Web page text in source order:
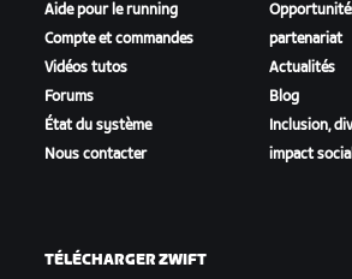
Aide pour le running
Compte et commandes
Vidéos tutos
Forums
État du système
Nous contacter
partenariat
Actualités
Blog
Inclusion,
impact
TÉLÉCHARGER ZWIFT